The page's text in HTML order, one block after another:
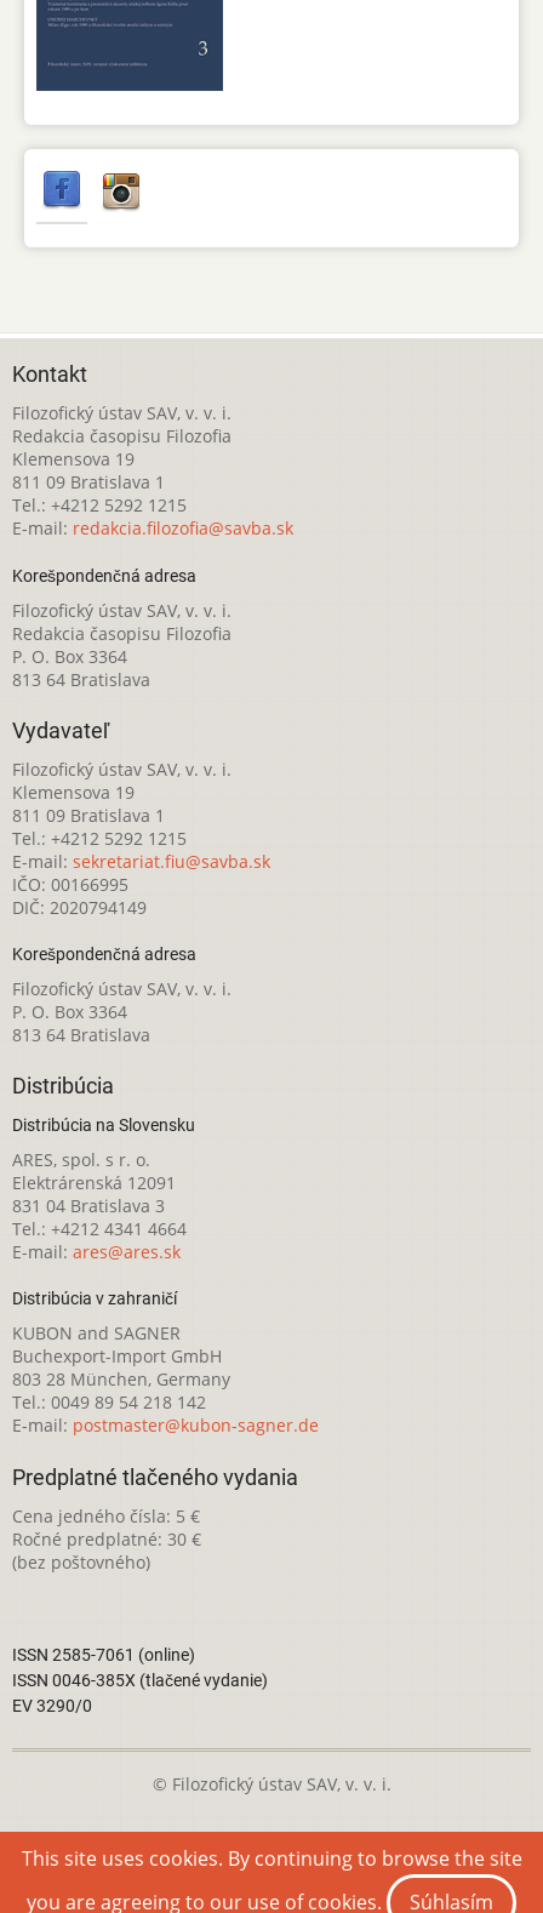
Kontakt
Filozofický ústav SAV, v. v. i.
Redakcia časopisu Filozofia
Klemensova 19
811 09 Bratislava 1
Tel.: +4212 5292 1215
E-mail: redakcia.filozofia@savba.sk
Korešpondenčná adresa
Filozofický ústav SAV, v. v. i.
Redakcia časopisu Filozofia
P. O. Box 3364
813 64 Bratislava
Vydavateľ
Filozofický ústav SAV, v. v. i.
Klemensova 19
811 09 Bratislava 1
Tel.: +4212 5292 1215
E-mail: sekretariat.fiu@savba.sk
IČO: 00166995
DIČ: 2020794149
Korešpondenčná adresa
Filozofický ústav SAV, v. v. i.
P. O. Box 3364
813 64 Bratislava
Distribúcia
Distribúcia na Slovensku
ARES, spol. s r. o.
Elektrárenská 12091
831 04 Bratislava 3
Tel.: +4212 4341 4664
E-mail: ares@ares.sk
Distribúcia v zahraničí
KUBON and SAGNER
Buchexport-Import GmbH
803 28 München, Germany
Tel.: 0049 89 54 218 142
E-mail: postmaster@kubon-sagner.de
Predplatné tlačeného vydania
Cena jedného čísla: 5 €
Ročné predplatné: 30 €
(bez poštovného)
ISSN 2585-7061 (online)
ISSN 0046-385X (tlačené vydanie)
EV 3290/0
© Filozofický ústav SAV, v. v. i.
Táto webová stránka je licencovaná podCreative Commons
Attribution-NonCommercial 4.0 International License
This site uses cookies. By continuing to browse the site
you are agreeing to our use of cookies.
Súhlasím